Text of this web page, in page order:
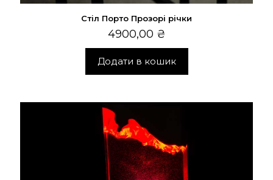
Стіл Порто Прозорі річки
4900,00 ₴
Додати в кошик